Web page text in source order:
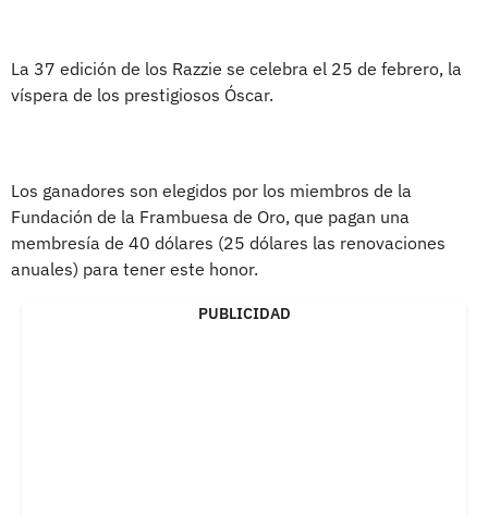
La 37 edición de los Razzie se celebra el 25 de febrero, la
víspera de los prestigiosos Óscar.
Los ganadores son elegidos por los miembros de la
Fundación de la Frambuesa de Oro, que pagan una
membresía de 40 dólares (25 dólares las renovaciones
anuales) para tener este honor.
PUBLICIDAD